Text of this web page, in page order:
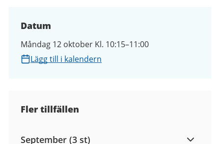
Datum
Måndag 12 oktober Kl. 10:15–11:00
Lägg till i kalendern
Fler tillfällen
September (3 st)